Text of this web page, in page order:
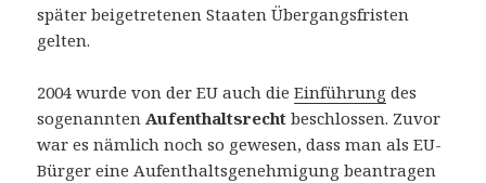
später beigetretenen Staaten Übergangsfristen
gelten.
2004 wurde von der EU auch dieEinführung des
sogenannten Aufenthaltsrecht beschlossen. Zuvor
war es nämlich noch so gewesen, dass man als EU-
Bürger eine Aufenthaltsgenehmigung beantragen